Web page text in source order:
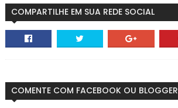
COMPARTILHE EM SUA REDE SOCIAL
COMENTE COM FACEBOOK OU BLOGGER